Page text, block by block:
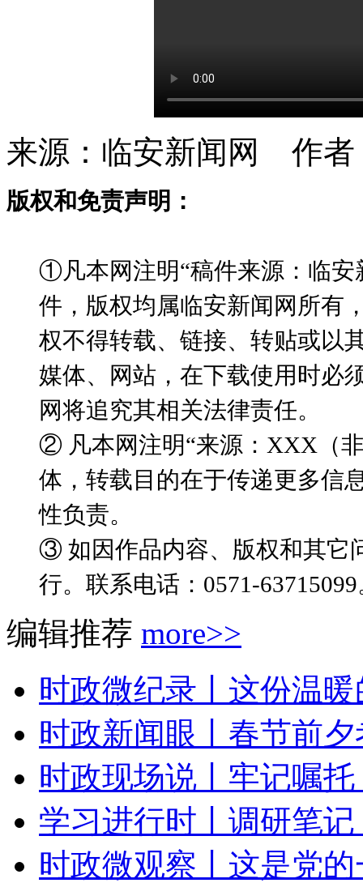
来源：临安新闻网 作
版权和免责声明：
①凡本网注明“稿件来源：临安
件，版权均属临安新闻网所有
权不得转载、链接、转贴或以
媒体、网站，在下载使用时必
网将追究其相关法律责任。
② 凡本网注明“来源：XXX（
体，转载目的在于传递更多信
性负责。
③ 如因作品内容、版权和其它
行。联系电话：0571-63715099
编辑推荐 more>>
时政微纪录丨这份温
时政新闻眼丨春节前
时政现场说丨牢记嘱
学习进行时丨调研笔
时政微观察丨这是党